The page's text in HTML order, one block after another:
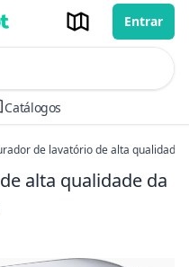
Entrar
Catálogos
de lavatório de alta qualidade
alta qualidade da